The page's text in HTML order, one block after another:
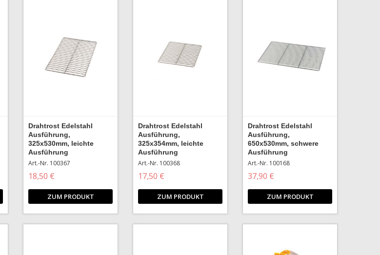
Drahtrost Edelstahl
Ausführung,
325x530mm, leichte
Ausführung
Art.-Nr. 100367
18,50 €
ZUM PRODUKT
Drahtrost Edelstahl
Ausführung,
325x354mm, leichte
Ausführung
Art.-Nr. 100368
17,50 €
ZUM PRODUKT
Drahtrost Edelstahl
Ausführung,
650x530mm, schwere
Ausführung
Art.-Nr. 100168
37,90 €
ZUM PRODUKT